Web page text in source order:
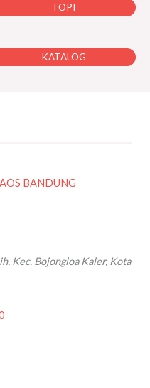
TOPI
KATALOG
BANDUNG
Kec. Bojongloa Kaler, Kota